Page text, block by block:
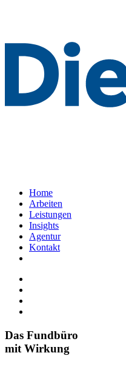
Home
Arbeiten
Leistungen
Insights
Agentur
Kontakt
Das Fundbüro
mit Wirkung